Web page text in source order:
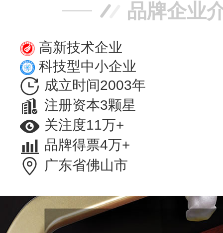
品牌企业
高新技术企业
科技型中小企业
成立时间2003年
注册资本3颗星
关注度11万+
品牌得票4万+
广东省佛山市